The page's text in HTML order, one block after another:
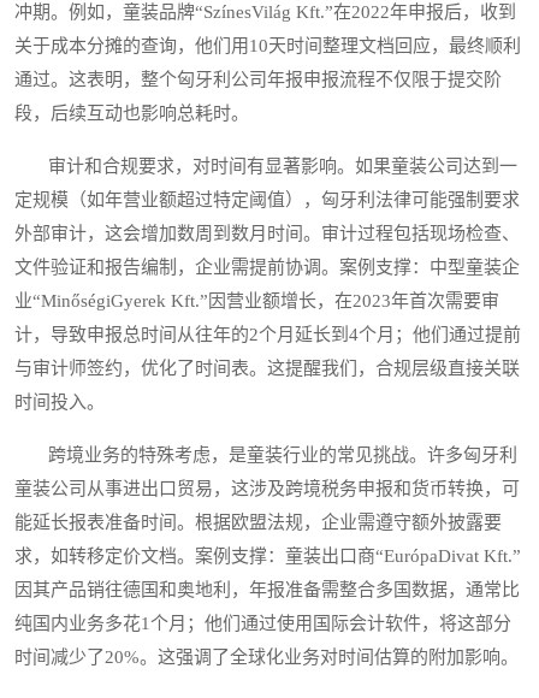
冲期。例如，童装品牌“SzínesVilág Kft.”在2022年申报后，收到
关于成本分摊的查询，他们用10天时间整理文档回应，最终顺利
通过。这表明，整个匈牙利公司年报申报流程不仅限于提交阶
段，后续互动也影响总耗时。
审计和合规要求，对时间有显著影响。如果童装公司达到一
定规模（如年营业额超过特定阈值），匈牙利法律可能强制要求
外部审计，这会增加数周到数月时间。审计过程包括现场检查、
文件验证和报告编制，企业需提前协调。案例支撑：中型童装企
业“MinőségiGyerek Kft.”因营业额增长，在2023年首次需要审
计，导致申报总时间从往年的2个月延长到4个月；他们通过提前
与审计师签约，优化了时间表。这提醒我们，合规层级直接关联
时间投入。
跨境业务的特殊考虑，是童装行业的常见挑战。许多匈牙利
童装公司从事进出口贸易，这涉及跨境税务申报和货币转换，可
能延长报表准备时间。根据欧盟法规，企业需遵守额外披露要
求，如转移定价文档。案例支撑：童装出口商“EurópaDivat Kft.”
因其产品销往德国和奥地利，年报准备需整合多国数据，通常比
纯国内业务多花1个月；他们通过使用国际会计软件，将这部分
时间减少了20%。这强调了全球化业务对时间估算的附加影响。